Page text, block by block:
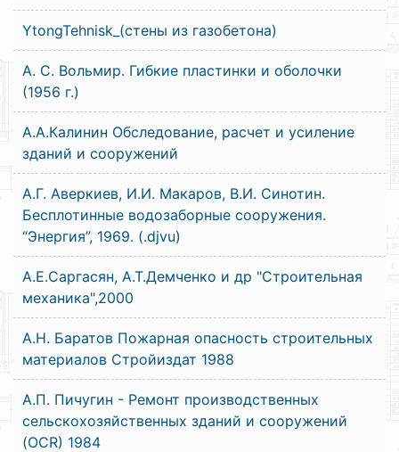
YtongTehnisk_(стены из газобетона)
А. С. Вольмир. Гибкие пластинки и оболочки
(1956 г.)
А.А.Калинин Обследование, расчет и усиление
зданий и сооружений
А.Г. Аверкиев, И.И. Макаров, В.И. Синотин.
Бесплотинные водозаборные сооружения.
“Энергия”, 1969. (.djvu)
А.Е.Саргасян, А.Т.Демченко и др "Строительная
механика",2000
А.Н. Баратов Пожарная опасность строительных
материалов Стройиздат 1988
А.П. Пичугин - Ремонт производственных
сельскохозяйственных зданий и сооружений
(OCR) 1984